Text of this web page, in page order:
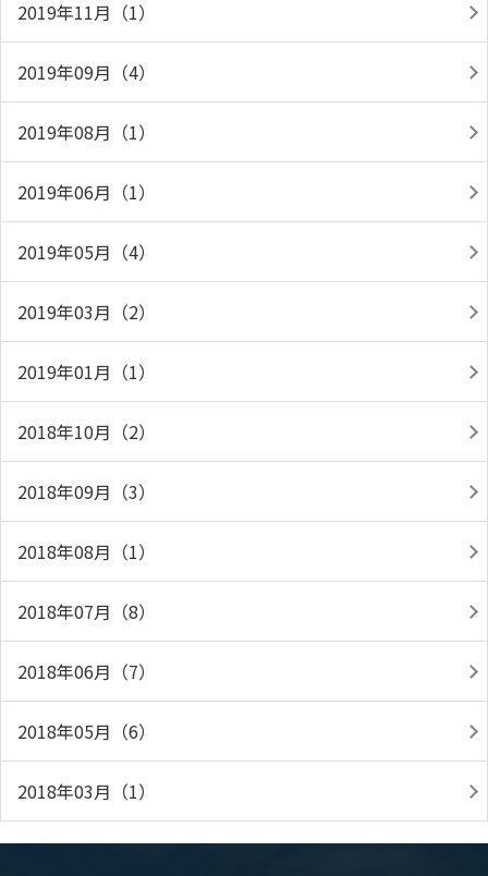
2019年11月（1）
2019年09月（4）
2019年08月（1）
2019年06月（1）
2019年05月（4）
2019年03月（2）
2019年01月（1）
2018年10月（2）
2018年09月（3）
2018年08月（1）
2018年07月（8）
2018年06月（7）
2018年05月（6）
2018年03月（1）